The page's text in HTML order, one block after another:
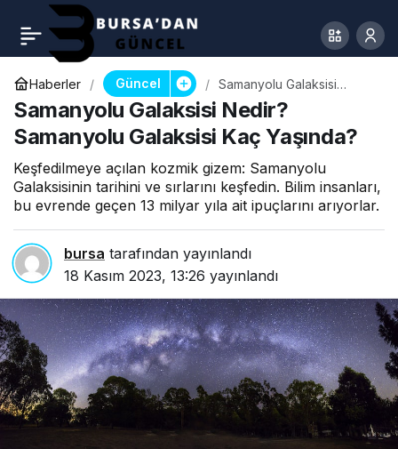
Haberler Güncel
Samanyolu Galaksisi
Nedir? Samanyolu
Galaksisi Kaç Yaşında?
Samanyolu Galaksisi Nedir?
Samanyolu Galaksisi Kaç Yaşında?
Keşfedilmeye açılan kozmik gizem: Samanyolu
Galaksisinin tarihini ve sırlarını keşfedin. Bilim insanları,
bu evrende geçen 13 milyar yıla ait ipuçlarını arıyorlar.
bursa tarafından yayınlandı
18 Kasım 2023, 13:26 yayınlandı